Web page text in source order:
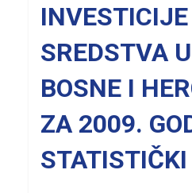
SREDSTVA
BOSNE I
ZA 2009.